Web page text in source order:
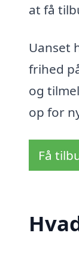
at få
Uanset
frihed
og
op for
Få